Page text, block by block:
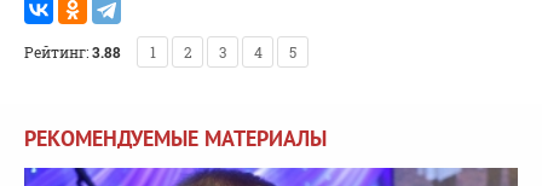
Рейтинг:3.88 1 2 3 4 5
РЕКОМЕНДУЕМЫЕ МАТЕРИАЛЫ